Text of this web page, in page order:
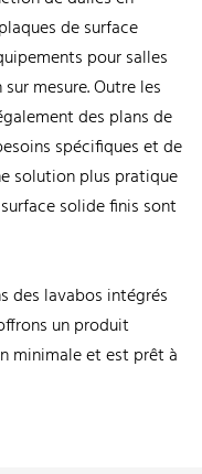
de surface
pour salles
mesure. Outre les
des plans de
spécifiques et de
solution plus pratique
solide finis sont
des lavabos intégrés
un produit
minimale et est prêt à